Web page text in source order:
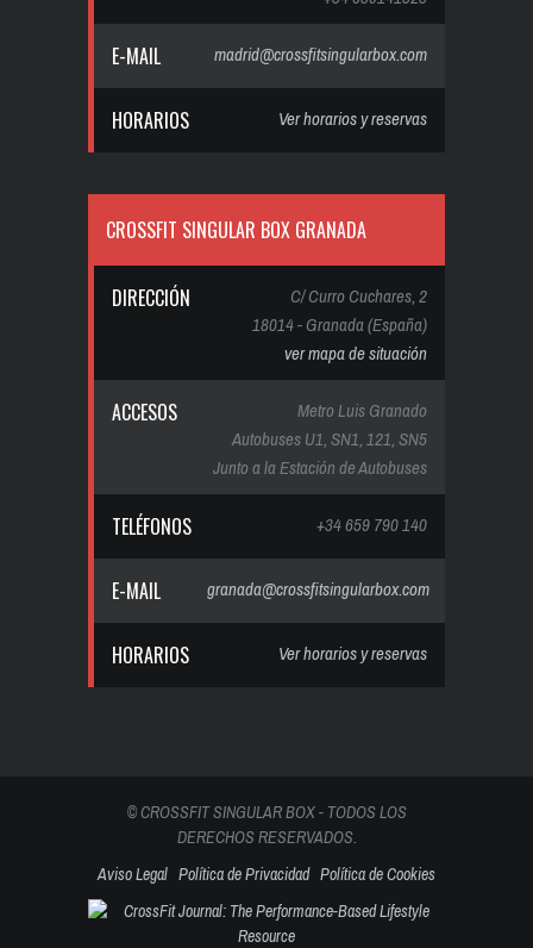
E-MAIL madrid@crossfitsingularbox.com
HORARIOS Ver horarios y reservas
CROSSFIT SINGULAR BOX GRANADA
DIRECCIÓN
C/ Curro Cuchares, 2
18014 - Granada (España)
ver mapa de situación
ACCESOS
Metro Luis Granado
Autobuses U1, SN1, 121, SN5
Junto a la Estación de Autobuses
TELÉFONOS +34 659 790 140
E-MAIL granada@crossfitsingularbox.com
HORARIOS Ver horarios y reservas
© CROSSFIT SINGULAR BOX - TODOS LOS
DERECHOS RESERVADOS.
Aviso Legal Política de Privacidad Política de Cookies